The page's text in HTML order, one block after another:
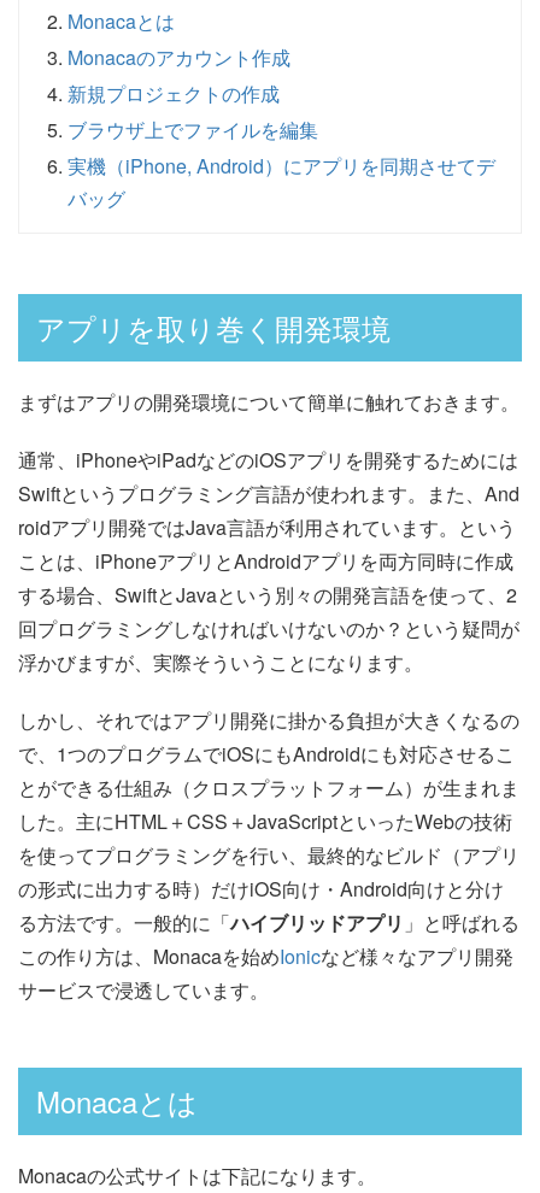
Monacaとは
Monacaのアカウント作成
新規プロジェクトの作成
ブラウザ上でファイルを編集
実機（iPhone, Android）にアプリを同期させてデ
バッグ
アプリを取り巻く開発環境
まずはアプリの開発環境について簡単に触れておきます。
通常、iPhoneやiPadなどのiOSアプリを開発するためには
Swiftというプログラミング言語が使われます。また、And
roidアプリ開発ではJava言語が利用されています。という
ことは、iPhoneアプリとAndroidアプリを両方同時に作成
する場合、SwiftとJavaという別々の開発言語を使って、2
回プログラミングしなければいけないのか？という疑問が
浮かびますが、実際そういうことになります。
しかし、それではアプリ開発に掛かる負担が大きくなるの
で、1つのプログラムでiOSにもAndroidにも対応させるこ
とができる仕組み（クロスプラットフォーム）が生まれま
した。主にHTML＋CSS＋JavaScriptといったWebの技術
を使ってプログラミングを行い、最終的なビルド（アプリ
の形式に出力する時）だけiOS向け・Android向けと分け
る方法です。一般的に「ハイブリッドアプリ 」と呼ばれる
この作り方は、Monacaを始めIonicなど様々なアプリ開発
サービスで浸透しています。
Monacaとは
Monacaの公式サイトは下記になります。